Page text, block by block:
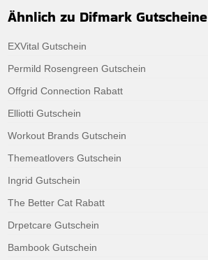
Ähnlich zu Difmark Gutscheine
EXVital Gutschein
Permild Rosengreen Gutschein
Offgrid Connection Rabatt
Elliotti Gutschein
Workout Brands Gutschein
Themeatlovers Gutschein
Ingrid Gutschein
The Better Cat Rabatt
Drpetcare Gutschein
Bambook Gutschein